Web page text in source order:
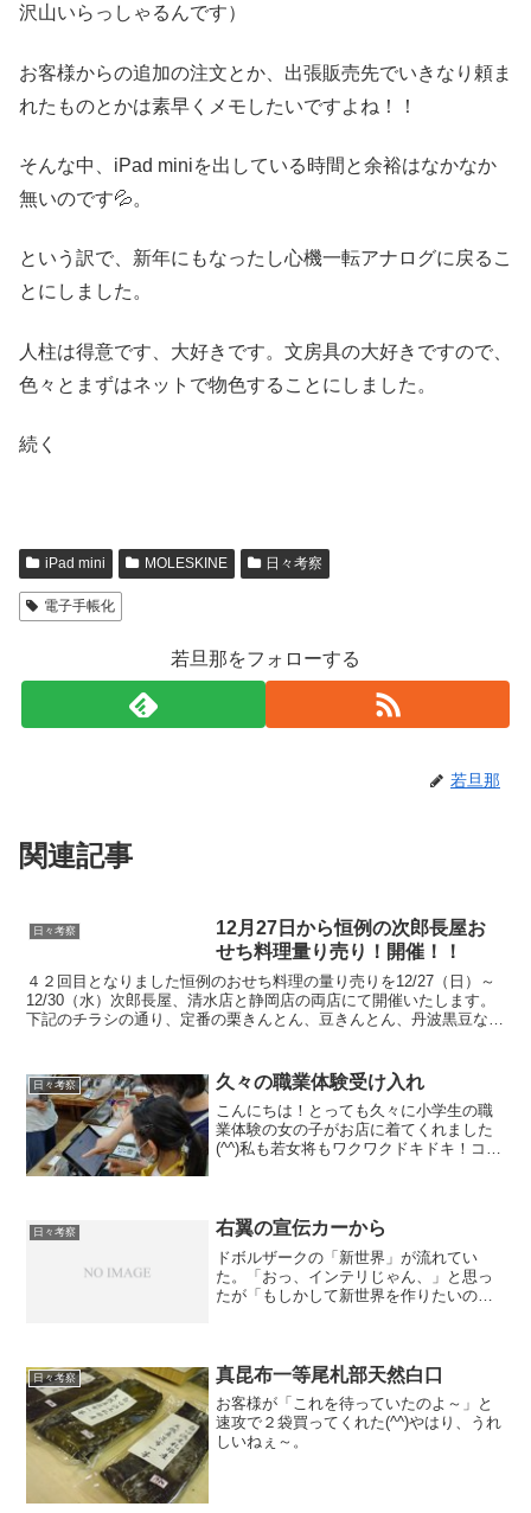
沢山いらっしゃるんです）
お客様からの追加の注文とか、出張販売先でいきなり頼ま
れたものとかは素早くメモしたいですよね！！
そんな中、iPad miniを出している時間と余裕はなかなか
無いのです💦。
という訳で、新年にもなったし心機一転アナログに戻るこ
とにしました。
人柱は得意です、大好きです。文房具の大好きですので、
色々とまずはネットで物色することにしました。
続く
iPad mini MOLESKINE 日々考察
電子手帳化
若旦那をフォローする
若旦那
関連記事
日々考察
12月27日から恒例の次郎長屋お
せち料理量り売り！開催！！
４２回目となりました恒例のおせち料理の量り売りを12/27（日）～
12/30（水）次郎長屋、清水店と静岡店の両店にて開催いたします。
下記のチラシの通り、定番の栗きんとん、豆きんとん、丹波黒豆など
日々考察 久々の職業体験受け入れ
こんにちは！とっても久々に小学生の職
業体験の女の子がお店に着てくれました
(^^)私も若女将もワクワクドキドキ！コロ
にある「フリースペ...
日々考察 右翼の宣伝カーから
ドボルザークの「新世界」が流れてい
た。「おっ、インテリじゃん、」と思っ
たが「もしかして新世界を作りたいの
日々考察 真昆布一等尾札部天然白口
お客様が「これを待っていたのよ～」と
速攻で２袋買ってくれた(^^)やはり、うれ
しいねぇ～。